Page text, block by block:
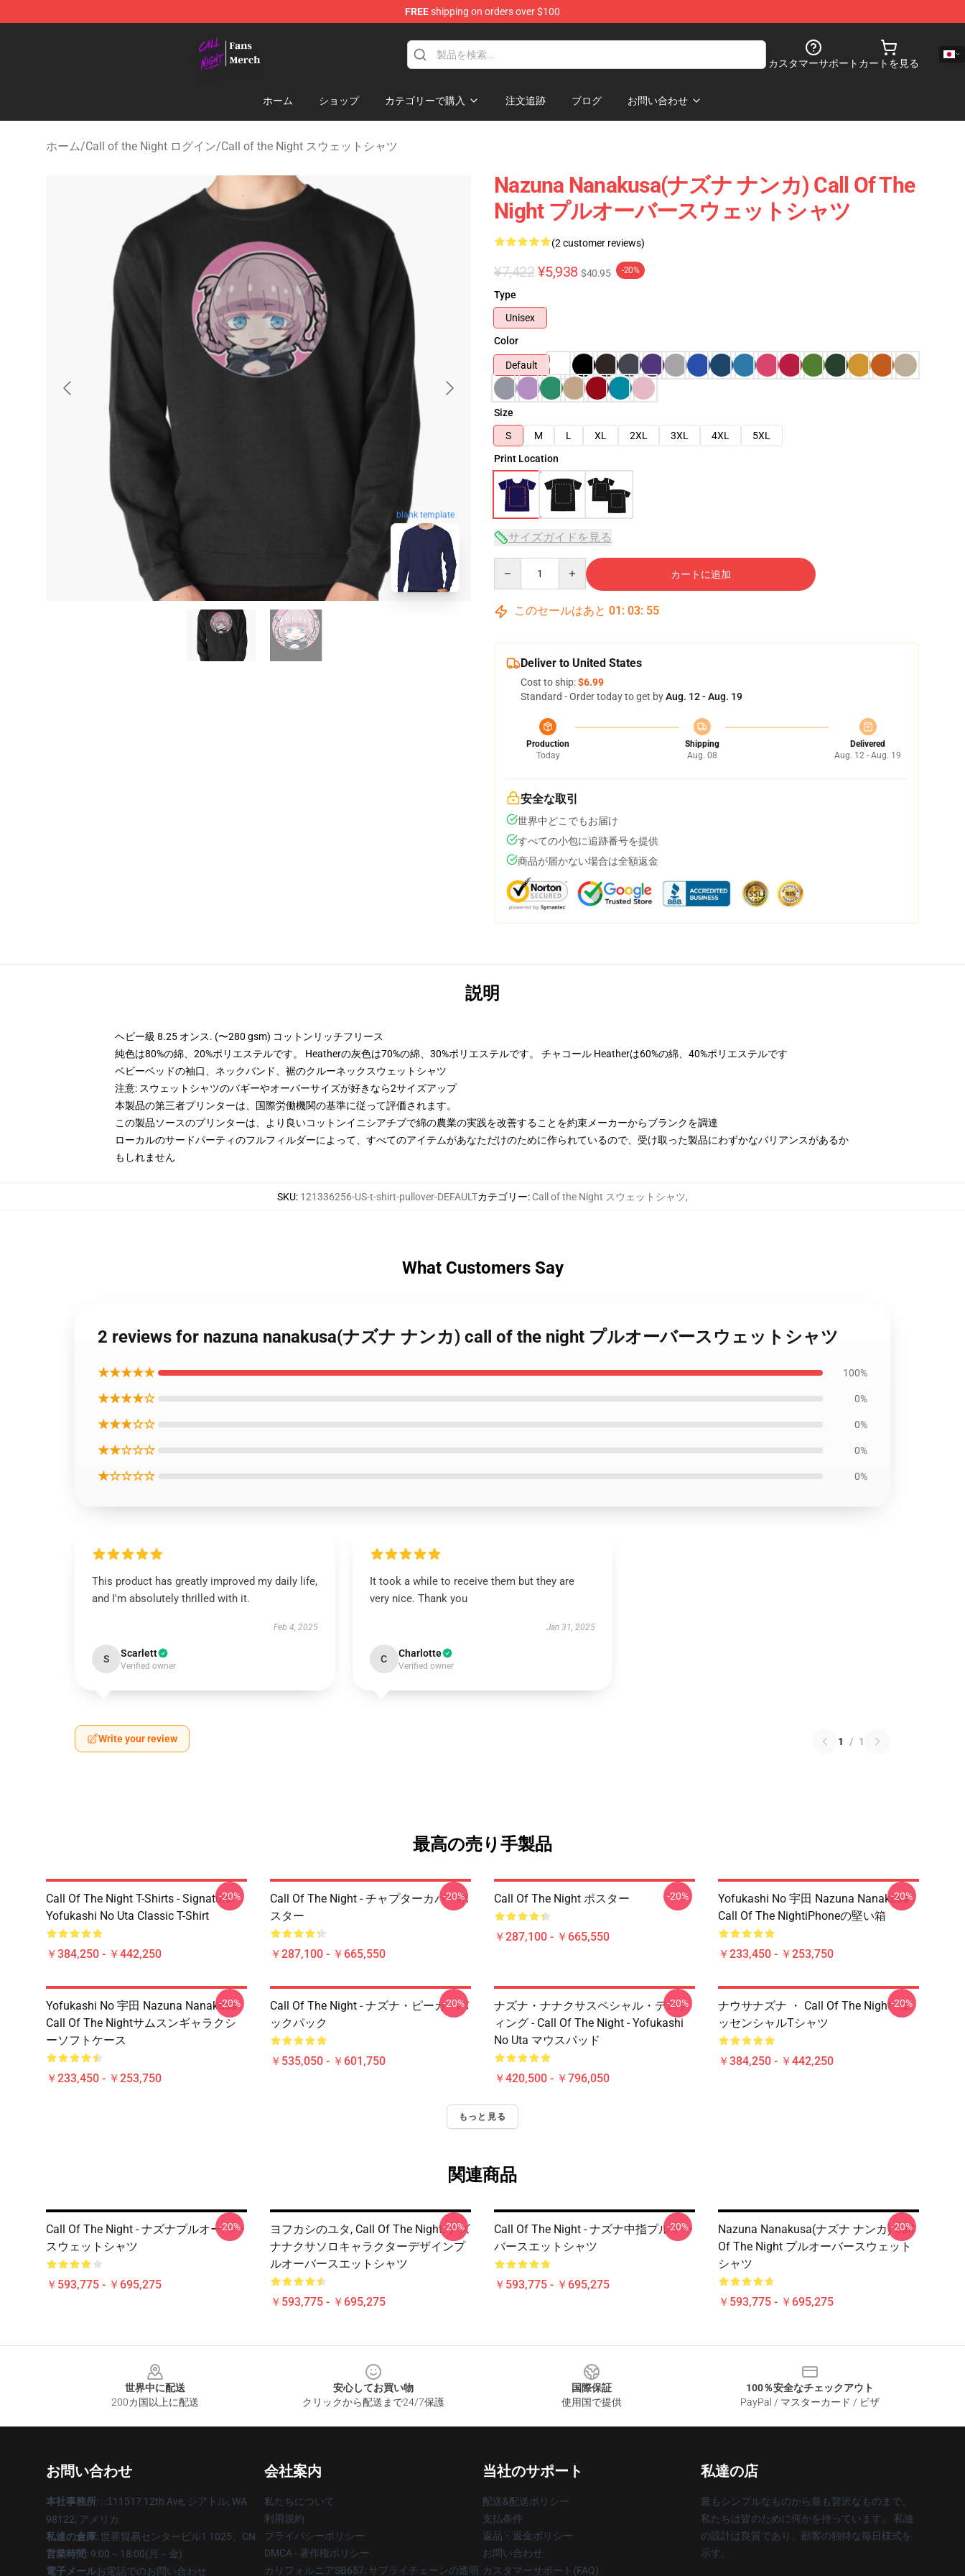
FREEshipping on orders over $100
カスタマーサポート カートを見る
ホーム ショップ カテゴリーで購入 注文追跡 ブログ お問い合わせ
ホーム/Call of the Night ログイン/Call of the Night スウェットシャツ
blank template
Nazuna Nanakusa(ナズナ ナンカ) Call Of The
Night プルオーバースウェットシャツ
(2 customer reviews)
¥7,422 ¥5,938 $40.95 -20%
Type
Unisex
Color
Default
Size
S
M L XL 2XL 3XL 4XL
5XL
Print Location
サイズガイドを見る
カートに追加
このセールはあと 01 : 03: 54
Deliver to United States
Cost to ship:$6.99
Standard - Order today to get byAug. 12 - Aug. 19
Production
Today
Shipping
Aug. 08
Delivered
Aug. 12 - Aug. 19
安全な取引
世界中どこでもお届け
すべての小包に追跡番号を提供
商品が届かない場合は全額返金
説明
ヘビー級 8.25 オンス. (〜280 gsm) コットンリッチフリース
純色は80%の綿、20%ポリエステルです。 Heatherの灰色は70%の綿、30%ポリエステルです。 チャコール Heatherは60%の綿、40%ポリエステルです
ベビーベッドの袖口、ネックバンド、裾のクルーネックスウェットシャツ
注意: スウェットシャツのバギーやオーバーサイズが好きなら2サイズアップ
本製品の第三者プリンターは、国際労働機関の基準に従って評価されます。
この製品ソースのプリンターは、より良いコットンイニシアチブで綿の農業の実践を改善することを約束メーカーからブランクを調達
ローカルのサードパーティのフルフィルダーによって、すべてのアイテムがあなただけのために作られているので、受け取った製品にわずかなバリアンスがあるか
もしれません
SKU: 121336256-US-t-shirt-pullover-DEFAULTカテゴリー: Call of the Night スウェットシャツ,
What Customers Say
2 reviews for nazuna nanakusa(ナズナ ナンカ) call of the night プルオーバースウェットシャツ
★★★★★ 100%
★★★★☆ 0%
★★★☆☆ 0%
★★☆☆☆ 0%
★☆☆☆☆ 0%
This product has greatly improved my daily life,
and I'm absolutely thrilled with it.
Feb 4, 2025
S Scarlett
Verified owner
It took a while to receive them but they are
very nice. Thank you
Jan 31, 2025
C Charlotte
Verified owner
Write your review 1 / 1
最高の売り手製品
Call Of The Night T-Shirts - Signature
Yofukashi No Uta Classic T-Shirt
￥384,250 - ￥442,250
-20%
Call Of The Night - チャプターカバーポ
スター
￥287,100 - ￥665,550
-20% Call Of The Night ポスター
￥287,100 - ￥665,550
-20%
Yofukashi No 宇田 Nazuna Nanakusa
Call Of The NightiPhoneの堅い箱
￥233,450 - ￥253,750
-20%
Yofukashi No 宇田 Nazuna Nanakusa
Call Of The Nightサムスンギャラクシ
ーソフトケース
￥233,450 - ￥253,750
-20%
Call Of The Night - ナズナ・ピーカ・バ
ックパック
￥535,050 - ￥601,750
-20%
ナズナ・ナナクサスペシャル・デステ
ィング - Call Of The Night - Yofukashi
No Uta マウスパッド
￥420,500 - ￥796,050
-20%
ナウサナズナ ・ Call Of The Night - エ
ッセンシャルTシャツ
￥384,250 - ￥442,250
-20%
もっと見る
関連商品
Call Of The Night - ナズナプルオーバー
スウェットシャツ
￥593,775 - ￥695,275
-20%
ヨフカシのユタ, Call Of The Night, ナズ
ナナクサソロキャラクターデザインプ
ルオーバースエットシャツ
￥593,775 - ￥695,275
-20%
Call Of The Night - ナズナ中指プルオー
バースエットシャツ
￥593,775 - ￥695,275
-20%
Nazuna Nanakusa(ナズナ ナンカ) Call
Of The Night プルオーバースウェット
シャツ
￥593,775 - ￥695,275
-20%
世界中に配送
200カ国以上に配送
安心してお買い物
クリックから配送まで24/7保護
国際保証
使用国で提供
100％安全なチェックアウト
PayPal / マスターカード / ビザ
お問い合わせ
本社事務所: : :1 11517 12th Ave, シアトル, WA
98122, アメリカ
私達の倉庫: 世界貿易センタービル1 1025、CN
営業時間: 9:00～18:00(月～金)
電子メールお電話でのお問い合わせ
会社案内
私たちについて
利用規約
プライバシーポリシー
DMCA - 著作権ポリシー
カリフォルニアSB657: サプライチェーンの透明
当社のサポート
配送&配送ポリシー
支払条件
返品・返金ポリシー
お問い合わせ
カスタマーサポート(FAQ)
私達の店
最もシンプルなものから最も贅沢なものまで、
私たちは皆のために何かを持っています。 私達
の設計は良質であり、顧客の独特な毎日様式を
示す。